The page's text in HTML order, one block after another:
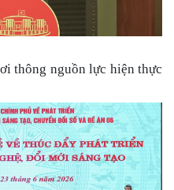
thông nguồn lực hiện thực